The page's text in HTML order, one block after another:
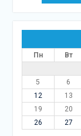
Пн Вт
5
6
12
13
19
20
26
27